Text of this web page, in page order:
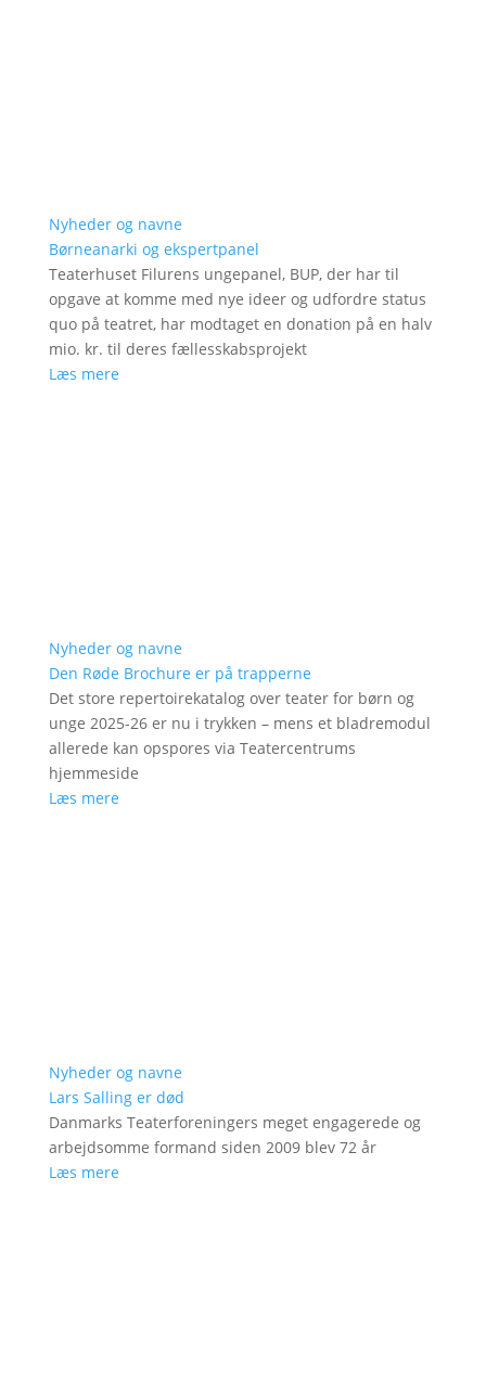
Nyheder og navne
Børneanarki og ekspertpanel
Teaterhuset Filurens ungepanel, BUP, der har til
opgave at komme med nye ideer og udfordre status
quo på teatret, har modtaget en donation på en halv
mio. kr. til deres fællesskabsprojekt
Læs mere
Nyheder og navne
Den Røde Brochure er på trapperne
Det store repertoirekatalog over teater for børn og
unge 2025-26 er nu i trykken – mens et bladremodul
allerede kan opspores via Teatercentrums
hjemmeside
Læs mere
Nyheder og navne
Lars Salling er død
Danmarks Teaterforeningers meget engagerede og
arbejdsomme formand siden 2009 blev 72 år
Læs mere